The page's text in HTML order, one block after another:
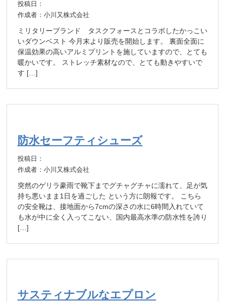
投稿日：
作成者：小川又株式会社
ミリタリーブランド タスクフォースとコラボしたかっこい
いダウンベスト 今月末より販売を開始します。 裏面全面に
保温効果の高いアルミプリントを施していますので、とても
暖かいです。 ストレッチ素材なので、とても動きやすいで
す […]
防水セーフティシューズ
投稿日：
作成者：小川又株式会社
突然のゲリラ豪雨で靴下までグチャグチャに濡れて、足が気
持ち悪いまま1日を過ごした という方に朗報です。 こちら
の安全靴は、接地面から7cmの深さの水に6時間入れていて
も水が中に全く入ってこない、国内最高水準の防水性を誇り
[…]
サスティナブルなエプロン